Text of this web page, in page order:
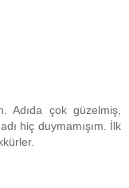
Adıda çok güzelmiş,
hiç duymamışım. İlk